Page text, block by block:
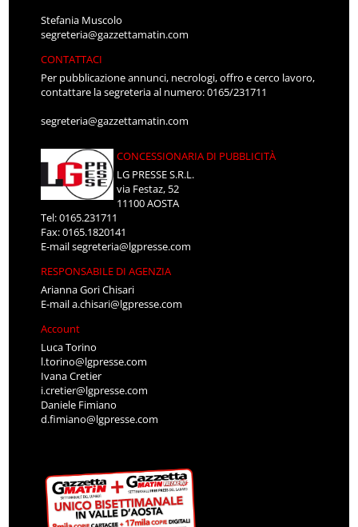
Stefania Muscolo
segreteria@gazzettamatin.com
CONTATTACI
Per pubblicazione annunci, necrologi, offro e cerco lavoro,
contattare la segreteria al numero: 0165/231711
segreteria@gazzettamatin.com
CONCESSIONARIA DI PUBBLICITÀ
LG PRESSE S.R.L.
via Festaz, 52
11100 AOSTA
Tel: 0165.231711
Fax: 0165.1820141
E-mailsegreteria@lgpresse.com
RESPONSABILE DI AGENZIA
Arianna Gori Chisari
E-maila.chisari@lgpresse.com
Account
Luca Torino
l.torino@lgpresse.com
Ivana Cretier
i.cretier@lgpresse.com
Daniele Fimiano
d.fimiano@lgpresse.com